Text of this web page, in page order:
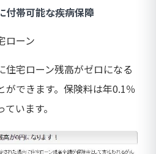
付帯可能な疾病保障
ーン
住宅ローン残高がゼロになる
できます。保険料は年0.1％
います。